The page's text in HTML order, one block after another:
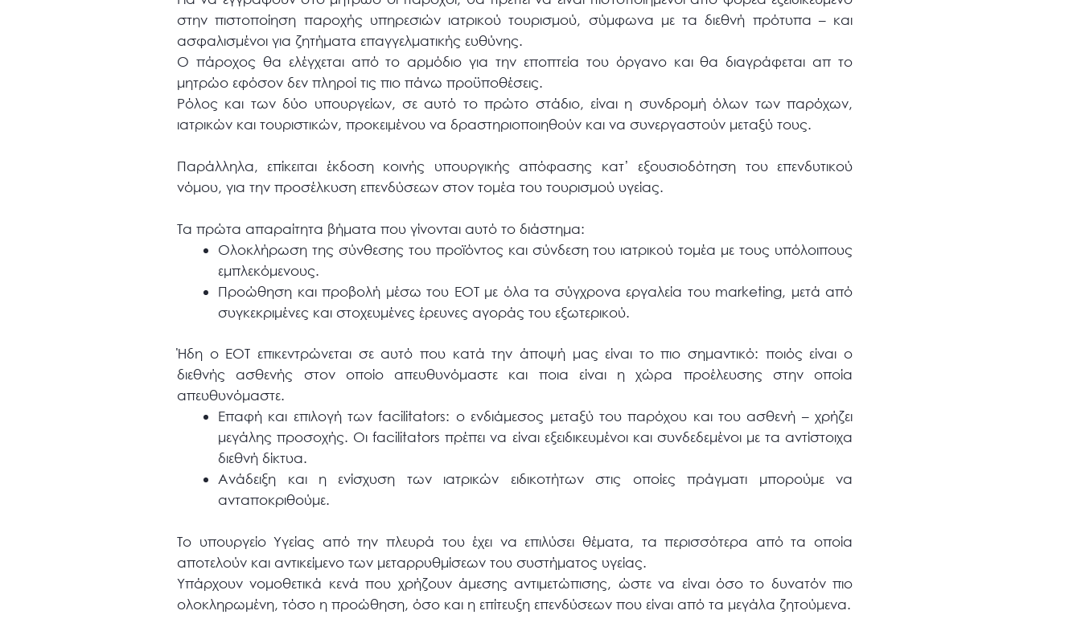
στην πιστοποίηση παροχής υπηρεσιών ιατρικού τουρισμού, σύμφωνα με τα διεθνή πρότυπα – και
ασφαλισμένοι για ζητήματα επαγγελματικής ευθύνης.
Ο πάροχος θα ελέγχεται από το αρμόδιο για την εποπτεία του όργανο και θα διαγράφεται απ το
μητρώο εφόσον δεν πληροί τις πιο πάνω προϋποθέσεις.
Ρόλος και των δύο υπουργείων, σε αυτό το πρώτο στάδιο, είναι η συνδρομή όλων των παρόχων,
ιατρικών και τουριστικών, προκειμένου να δραστηριοποιηθούν και να συνεργαστούν μεταξύ τους.
Παράλληλα, επίκειται έκδοση κοινής υπουργικής απόφασης κατ’ εξουσιοδότηση του επενδυτικού
νόμου, για την προσέλκυση επενδύσεων στον τομέα του τουρισμού υγείας.
Τα πρώτα απαραίτητα βήματα που γίνονται αυτό το διάστημα:
Ολοκλήρωση της σύνθεσης του προϊόντος και σύνδεση του ιατρικού τομέα με τους υπόλοιπους
εμπλεκόμενους.
Προώθηση και προβολή μέσω του ΕΟΤ με όλα τα σύγχρονα εργαλεία του marketing, μετά από
συγκεκριμένες και στοχευμένες έρευνες αγοράς του εξωτερικού.
Ήδη ο ΕΟΤ επικεντρώνεται σε αυτό που κατά την άποψή μας είναι το πιο σημαντικό: ποιός είναι ο
διεθνής ασθενής στον οποίο απευθυνόμαστε και ποια είναι η χώρα προέλευσης στην οποία
απευθυνόμαστε.
Επαφή και επιλογή των facilitators: ο ενδιάμεσος μεταξύ του παρόχου και του ασθενή – χρήζει
μεγάλης προσοχής. Οι facilitators πρέπει να είναι εξειδικευμένοι και συνδεδεμένοι με τα αντίστοιχα
διεθνή δίκτυα.
Ανάδειξη και η ενίσχυση των ιατρικών ειδικοτήτων στις οποίες πράγματι μπορούμε να
ανταποκριθούμε.
Το υπουργείο Υγείας από την πλευρά του έχει να επιλύσει θέματα, τα περισσότερα από τα οποία
αποτελούν και αντικείμενο των μεταρρυθμίσεων του συστήματος υγείας.
Υπάρχουν νομοθετικά κενά που χρήζουν άμεσης αντιμετώπισης, ώστε να είναι όσο το δυνατόν πιο
ολοκληρωμένη, τόσο η προώθηση, όσο και η επίτευξη επενδύσεων που είναι από τα μεγάλα ζητούμενα.